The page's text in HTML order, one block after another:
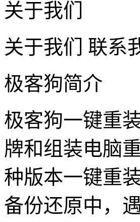
关于我们
关于我们 联系
极客狗简介
极客狗一键重
牌和组装电脑
种版本一键重
备份还原中，